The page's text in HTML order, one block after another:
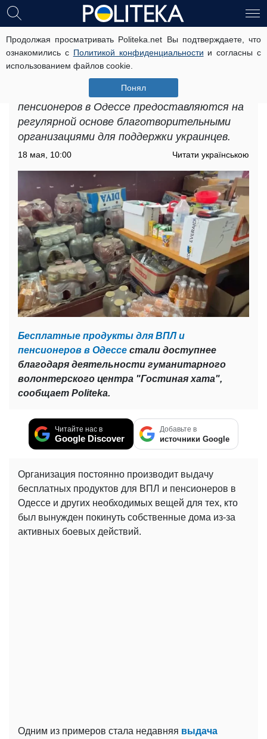
Продолжая просматривать Politeka.net Вы подтверждаете, что
ознакомились с Политикой конфиденциальности и согласны с
использованием файлов cookie.
Понял
Бесплатные продукты для ВПЛ и
пенсионеров в Одессе: названы
условия получения помощи
Бесплатные продукты для ВПЛ и
пенсионеров в Одессе предоставляются на
регулярной основе благотворительными
организациями для поддержки украинцев.
18 мая, 10:00 Читати українською
Бесплатные продукты для ВПЛ и
пенсионеров в Одессе стали доступнее
благодаря деятельности гуманитарного
волонтерского центра "Гостиная хата",
сообщает Politeka.
Читайте нас в
Google Discover
Добавьте в
источники Google
Организация постоянно производит выдачу
бесплатных продуктов для ВПЛ и пенсионеров в
Одессе и других необходимых вещей для тех, кто
был вынужден покинуть собственные дома из-за
активных боевых действий.
Одним из примеров стала недавняя выдача